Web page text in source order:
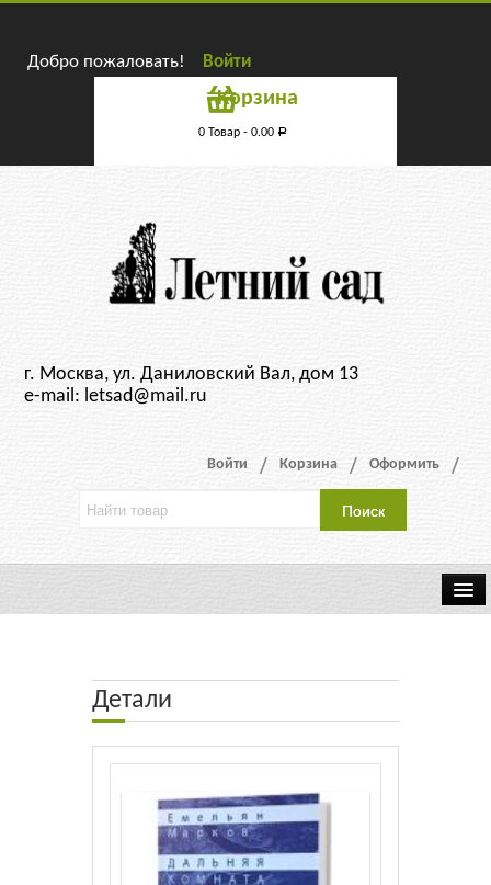
Добро пожаловать! Войти
Корзина
0 Товар - 0.00 Р
г. Москва, ул. Даниловский Вал, дом 13
e-mail: letsad@mail.ru
Войти Корзина Оформить
Контакты
Букинистические книги
Детали